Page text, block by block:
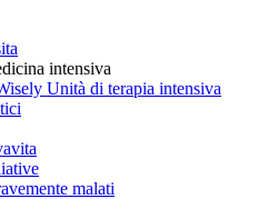
intensiva
Unità di terapia intensiva
malati